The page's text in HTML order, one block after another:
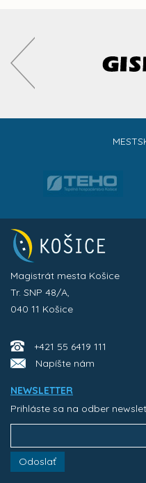
Magistrát mesta Košice
Tr. SNP 48/A,
040 11 Košice
+421 55 6419 111
Napíšte nám
NEWSLETTER
Prihláste sa na odber
Odoslať